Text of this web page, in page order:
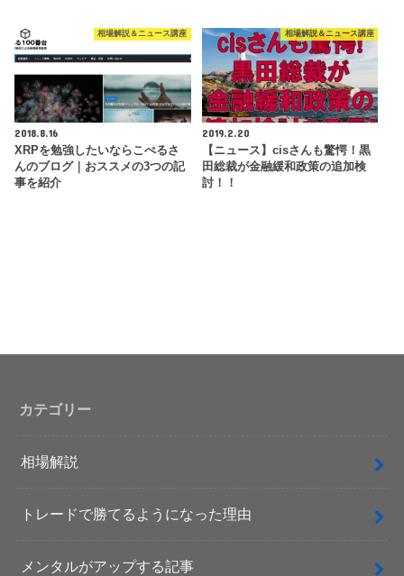
相場解説＆ニュース講座
2018.8.16
XRPを勉強したいならこぺるさ
んのブログ｜おススメの3つの記
事を紹介
相場解説＆ニュース講座
2019.2.20
【ニュース】cisさんも驚愕！黒
田総裁が金融緩和政策の追加検
討！！
カテゴリー
相場解説
トレードで勝てるようになった理由
メンタルがアップする記事